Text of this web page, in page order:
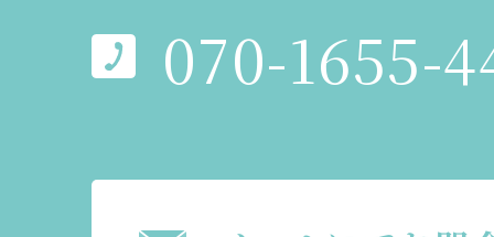
070-1655-